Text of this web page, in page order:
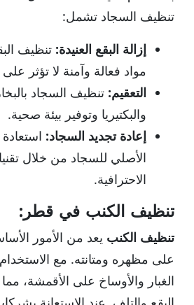
تنظيف السجاد تشمل:
إزالة البقع العنيدة:تنظيف
مواد فعالة وآمنة لا تؤثر على
التعقيم:تنظيف السجاد بالبخار
والبكتيريا وتوفير بيئة صحية.
إعادة تجديد السجاد:استعادة
الأصلي للسجاد من خلال
الاحترافية.
تنظيف الكنب في قطر:
تنظيف الكنبيعد من الأمور
على مظهره ومتانته. مع الاستخدام
الغبار والأوساخ على الأقمشة،